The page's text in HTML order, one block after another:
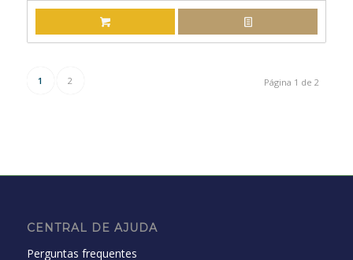
ADICIONAR AO CARRINHO EXIBIR DETALHES
Página 1 de 2
1 2
CENTRAL DE AJUDA
Perguntas frequentes